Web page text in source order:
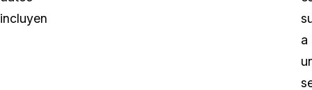
incluyen
a